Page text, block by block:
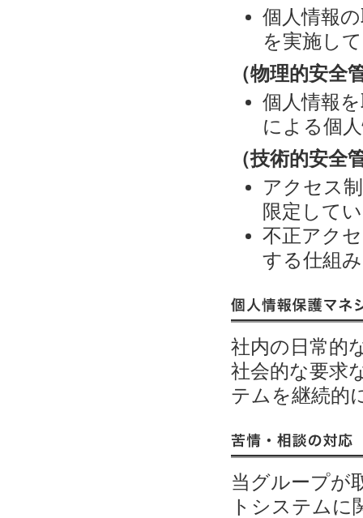
個人情報
を実施し
（物理的安全
個人情報
による個
（技術的安全
アクセス
限定して
不正アク
する仕組
個人情報保護マネジメン
社内の日常的
社会的な要求
テムを継続的
苦情・相談の対応
当グループが
トシステム